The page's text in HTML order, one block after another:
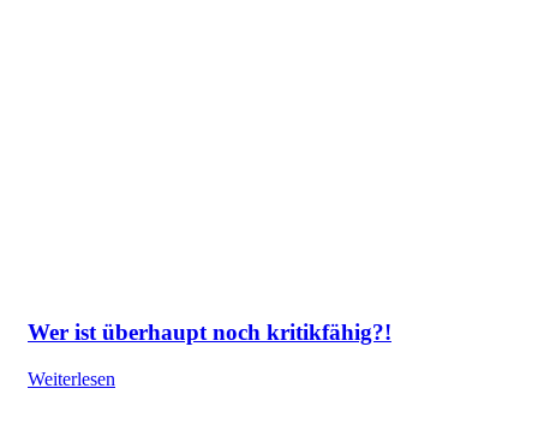
Wer ist überhaupt noch kritikfähig?!
Weiterlesen